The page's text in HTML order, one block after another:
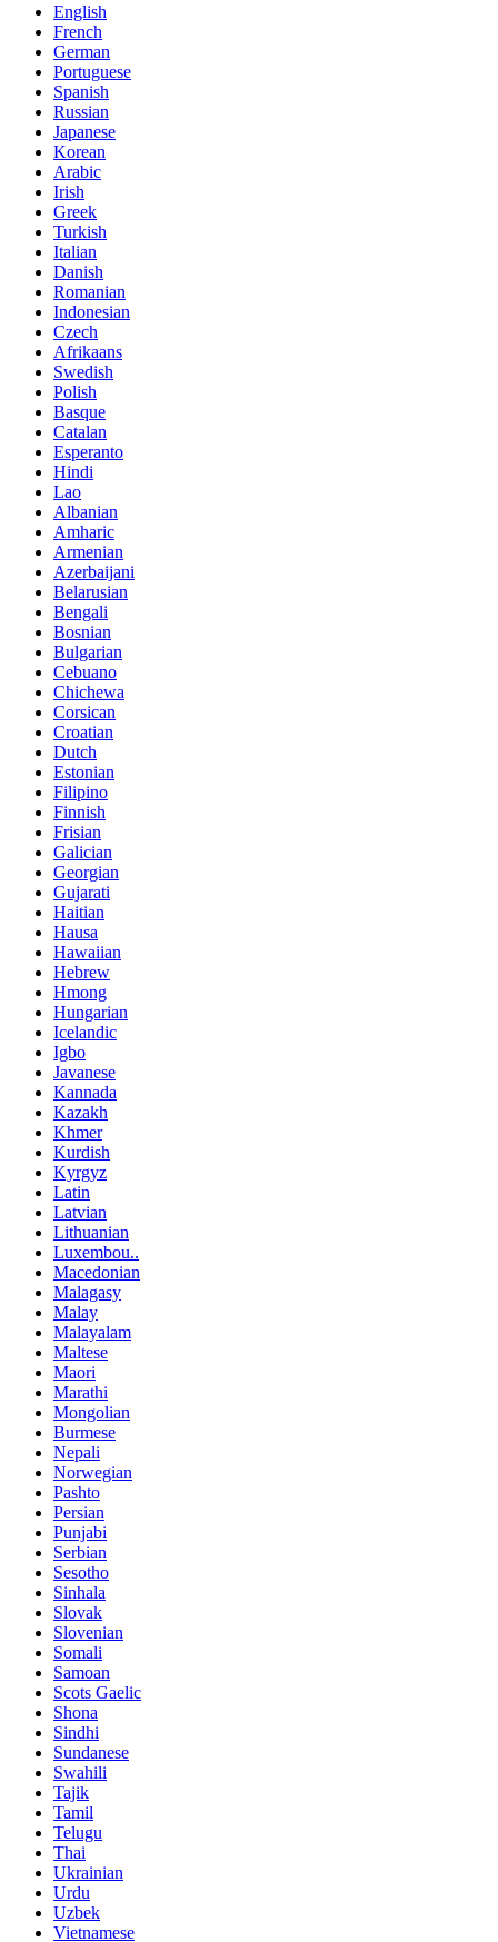
English
French
German
Portuguese
Spanish
Russian
Japanese
Korean
Arabic
Irish
Greek
Turkish
Italian
Danish
Romanian
Indonesian
Czech
Afrikaans
Swedish
Polish
Basque
Catalan
Esperanto
Hindi
Lao
Albanian
Amharic
Armenian
Azerbaijani
Belarusian
Bengali
Bosnian
Bulgarian
Cebuano
Chichewa
Corsican
Croatian
Dutch
Estonian
Filipino
Finnish
Frisian
Galician
Georgian
Gujarati
Haitian
Hausa
Hawaiian
Hebrew
Hmong
Hungarian
Icelandic
Igbo
Javanese
Kannada
Kazakh
Khmer
Kurdish
Kyrgyz
Latin
Latvian
Lithuanian
Luxembou..
Macedonian
Malagasy
Malay
Malayalam
Maltese
Maori
Marathi
Mongolian
Burmese
Nepali
Norwegian
Pashto
Persian
Punjabi
Serbian
Sesotho
Sinhala
Slovak
Slovenian
Somali
Samoan
Scots Gaelic
Shona
Sindhi
Sundanese
Swahili
Tajik
Tamil
Telugu
Thai
Ukrainian
Urdu
Uzbek
Vietnamese